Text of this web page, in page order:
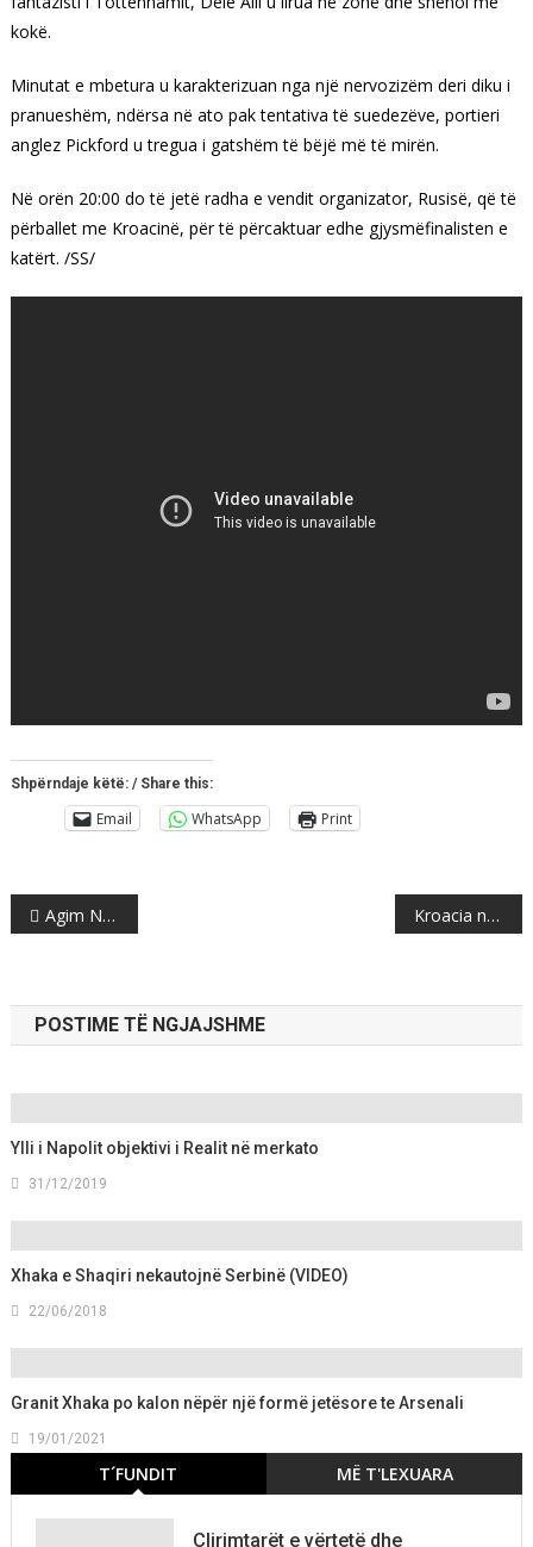
kokë.
Minutat e mbetura u karakterizuan nga një nervozizëm deri diku i
pranueshëm, ndërsa në ato pak tentativa të suedezëve, portieri
anglez Pickford u tregua i gatshëm të bëjë më të mirën.
Në orën 20:00 do të jetë radha e vendit organizator, Rusisë, që të
përballet me Kroacinë, për të përcaktuar edhe gjysmëfinalisten e
katërt. /SS/
Shpërndaje këtë: / Share this:
Email WhatsApp Print
Post
navigation
Agim Nuhiu nuk i kursen edhe drejtorët e BDI-së, prangos Armend Shaqirin drejtorin e burgut në Strugë Kroacia në gjysmëfinale, FIFA: Ja lojtari më i mirë i ndeshjes Rusi – Kroaci (FOTO)
POSTIME TË NGJAJSHME
Ylli i Napolit objektivi i Realit në merkato
31/12/2019
Xhaka e Shaqiri nekautojnë Serbinë (VIDEO)
22/06/2018
Granit Xhaka po kalon nëpër një formë jetësore te Arsenali
19/01/2021
T´FUNDIT MË T'LEXUARA
Çlirimtarët e vërtetë dhe